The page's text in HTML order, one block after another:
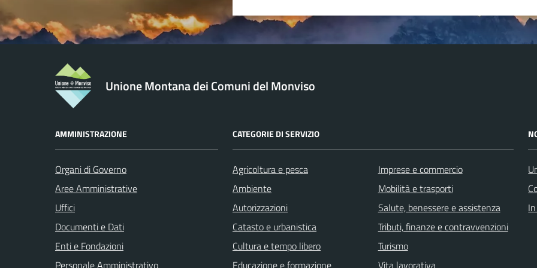
Unione Montana dei Comuni del Monviso
AMMINISTRAZIONE
Organi di Governo
Aree Amministrative
Uffici
Documenti e Dati
Enti e Fondazioni
CATEGORIE DI SERVIZIO
Agricoltura e pesca
Ambiente
Autorizzazioni
Catasto e urbanistica
Cultura e tempo libero
Imprese e commercio
Mobilità e trasporti
Salute, benessere e assistenza
Tributi, finanze e contravvenzioni
Turismo